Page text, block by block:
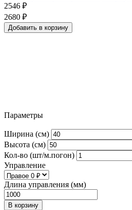
2546 ₽
2680 ₽
Добавить в корзину
Параметры
Ширина (см)
Высота (см)
Кол-во (шт/м.погон)
Управление
Длина управления (мм)
В корзину